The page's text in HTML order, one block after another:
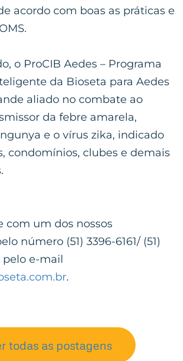
acordo com boas as práticas e
o ProCIB Aedes – Programa
da Bioseta para Aedes
aliado no combate ao
da febre amarela,
e o vírus zika, indicado
condomínios, clubes e demais
com um dos nossos
número (51) 3396-6161/ (51)
pelo e-mail
.
todas as postagens